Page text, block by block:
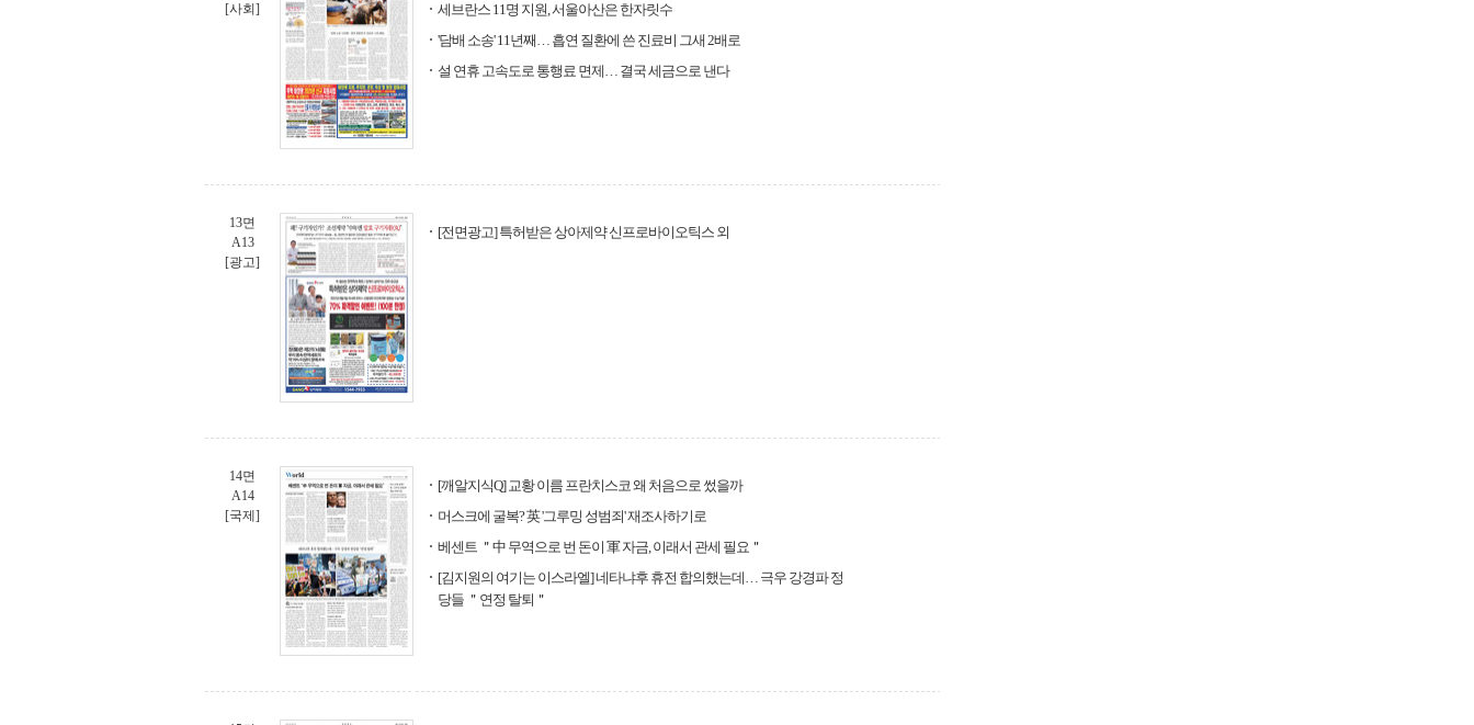
[사회]
세브란스 11명 지원, 서울아산은 한자릿수
'담배 소송' 11년째… 흡연 질환에 쓴 진료비 그새 2배로
설 연휴 고속도로 통행료 면제… 결국 세금으로 낸다
13면
A13
[광고]
[전면광고] 특허받은 상아제약 신프로바이오틱스 외
14면
A14
[국제]
[깨알지식Q] 교황 이름 프란치스코 왜 처음으로 썼을까
머스크에 굴복? 英 '그루밍 성범죄' 재조사하기로
베센트 ＂中 무역으로 번 돈이 軍 자금, 이래서 관세 필요＂
[김지원의 여기는 이스라엘] 네타냐후 휴전 합의했는데… 극우 강경파 정
당들 ＂연정 탈퇴＂